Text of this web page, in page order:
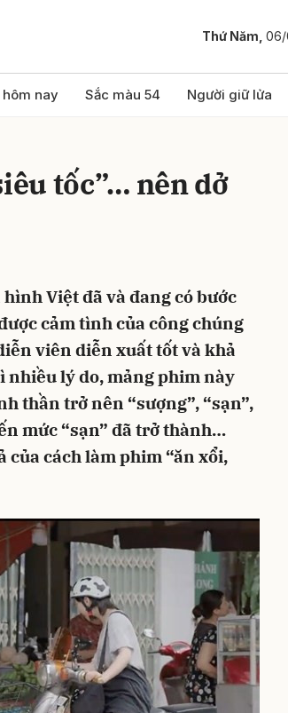
Thứ Năm, 06/
nay Sắc màu 54 Người giữ lửa
tốc”… nên dở
Việt đã và đang có bước
cảm tình của công chúng
viên diễn xuất tốt và khả
nhiều lý do, mảng phim này
thần trở nên “sượng”, “sạn”,
mức “sạn” đã trở thành…
của cách làm phim “ăn xổi,